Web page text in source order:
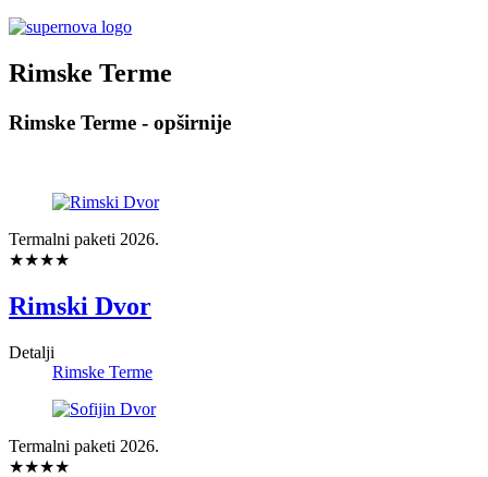
Rimske Terme
Rimske Terme - opširnije
Termalni paketi 2026.
★★★★
Rimski Dvor
Detalji
Rimske Terme
Termalni paketi 2026.
★★★★